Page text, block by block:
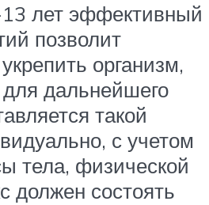
лет эффективный
позволит
организм,
дальнейшего
такой
с учетом
тела, физической
должен состоять